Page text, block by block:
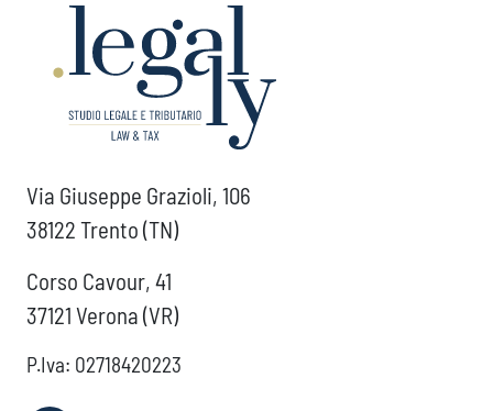
Via Giuseppe Grazioli, 106
38122 Trento (TN)
Corso Cavour, 41
37121 Verona (VR)
P.Iva: 02718420223